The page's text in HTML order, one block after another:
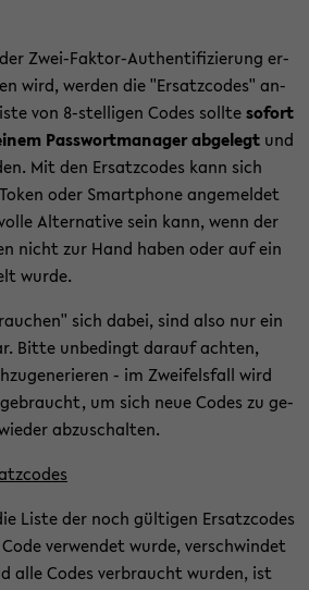
Zwei-​Faktor-Authentifizierung er­
wird, wer­den die ''Er­satz­codes'' an­
von 8-​stelligen Codes soll­teso­fort
Pass­wort­ma­na­ger ab­ge­legt und
Mit den Er­satz­codes kann sich
oder Smart­pho­ne an­ge­mel­det
Al­ter­na­ti­ve sein kann, wenn der
nicht zur Hand haben oder auf ein
wurde.
sich dabei, sind also nur ein
Bitte un­be­dingt dar­auf ach­ten,
- im Zwei­fels­fall wird
um sich neue Codes zu ge­
ab­zu­schal­ten.
Liste der noch gül­ti­gen Er­satz­codes
ver­wen­det wurde, ver­schwin­det
alle Codes ver­braucht wur­den, ist